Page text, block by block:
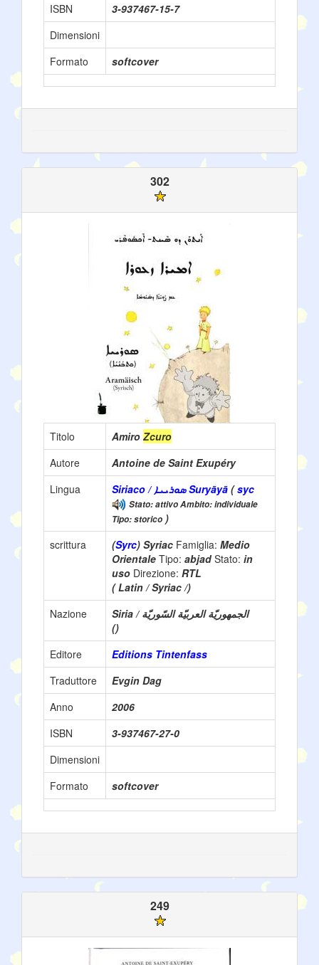
ISBN
3-937467-15-7
Dimensioni
Formato
softcover
302
Titolo Amiro Zcuro
Autore
Antoine de Saint Exupéry
Lingua
Siriaco / ܣܘܪܝܝܐ Suryāyā (syc
Stato: attivo Ambito: individuale
Tipo: storico )
scrittura
(Syrc) Syriac Famiglia: Medio
Orientale Tipo: abjadStato: in
uso Direzione: RTL
( Latin / Syriac /)
Nazione
Siria / الجمهوريّة العربيّة السّوريّة
()
Editore
Editions Tintenfass
Traduttore
Evgin Dag
Anno
2006
ISBN
3-937467-27-0
Dimensioni
Formato
softcover
249